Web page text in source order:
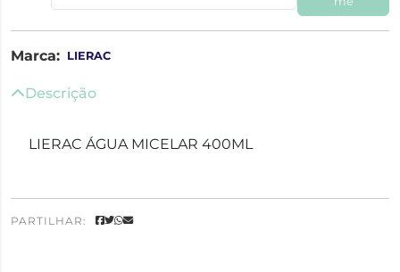
Marca: LIERAC
Descrição
LIERAC ÁGUA MICELAR 400ML
PARTILHAR: